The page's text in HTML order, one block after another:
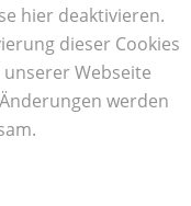
hier deaktivieren.
dieser Cookies
Webseite
werden